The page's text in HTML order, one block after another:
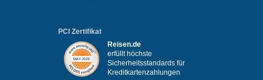
PCI Zertifikat
Reisen.de
erfüllt höchste
Sicherheitsstandards für
Kreditkartenzahlungen